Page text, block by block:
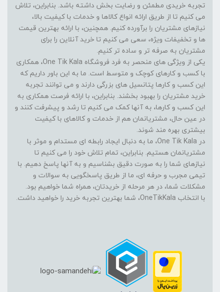
تجربه خریدی مطمئن و رضایت بخش داشته باشد. بنابراین، تلاش
می کنیم تا از طریق ارائه انواع کالاها و خدمات با کیفیت بالا،
نیازهای مشتریان را برآورده کنیم. همچنین، با ارائه بهترین قیمت
ها و تخفیفات ویژه، سعی می کنیم تا خرید آنلاین را برای
مشتریان به صرفه تر و ساده تر کنیم.
یکی از ویژگی های منحصر به فرد فروشگاه One Tik Kala، همکاری
با کسب و کارهای کوچک و متوسط است. ما به این باور داریم که
این کسب و کارها پتانسیل های بزرگی دارند و می توانند تجربه
خرید مشتریان را بهبود بخشند. بنابراین، با ارائه فرصت همکاری به
این کسب و کارها، به آنها کمک می کنیم تا رشد و پیشرفت کنند و
در عین حال، مشتریانمان هم از خدمات و کالاهای با کیفیت
بیشتری بهره مند شوند.
در One Tik Kala، ما به دنبال ایجاد رابطه ای مستدام و موثر با
مشتریانمان هستیم. بنابراین، تمام تلاش خود را می کنیم تا
نیازهای شما را به صورت دقیق بشناسیم و به آنها پاسخ دهیم. با
تیمی مجرب و حرفه ای، ما از طریق پاسخگویی به سوالات و
مشکلات شما، در هر مرحله از خریدتان، همراه شما خواهیم بود.
با انتخاب OneTikKala، شما بهترین تجربه خرید را خواهید داشت.